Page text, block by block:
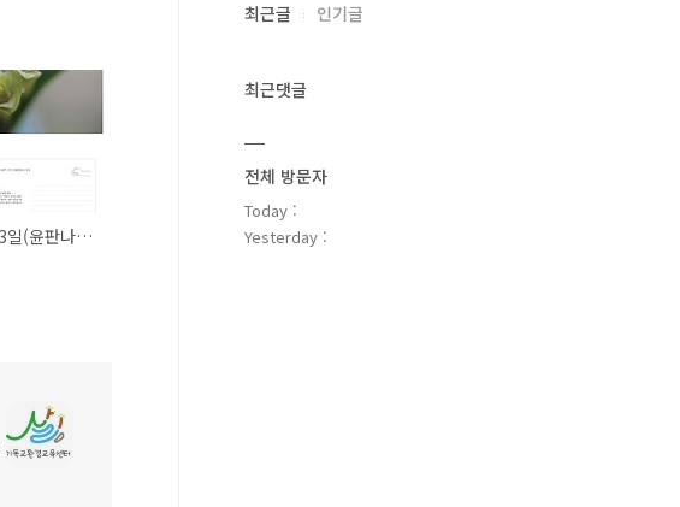
창조절묵상_13일(윤판나물)_ #살림
최근글 인기글
최근댓글
전체 방문자
Today :
Yesterday :